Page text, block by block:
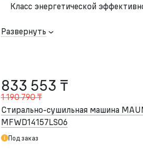
Класс энергетической
Развернуть
833 553 ₸
1 190 790 ₸
Стирально-сушильная машина
MFWD14157LS06
Под заказ